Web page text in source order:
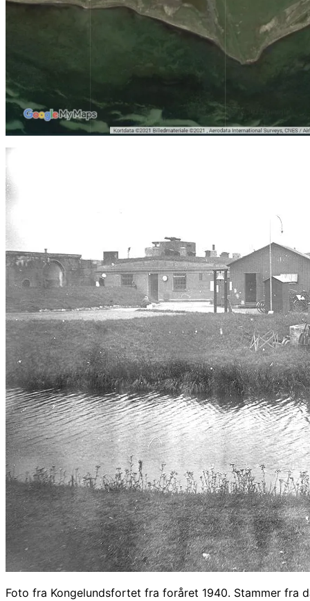
Foto fra Kongelundsfortet fra foråret 1940. Stammer fra